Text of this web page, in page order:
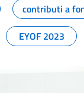
contributi a
EYOF 2023